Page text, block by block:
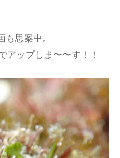
思案中。
アップしま〜〜す！！